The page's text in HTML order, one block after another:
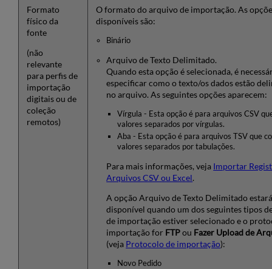
Formato
físico da
fonte
(não
relevante
para perfis de
importação
digitais ou de
coleção
remotos)
O formato do arquivo de importação. As
disponíveis são:
Binário
Arquivo de Texto Delimitado.
Quando esta opção é selecionada, é
especificar como o texto/os dados estão
no arquivo. As seguintes opções aparecem:
Vírgula - Esta opção é para arquivos CSV
valores separados por vírgulas.
Aba - Esta opção é para arquivos TSV que
valores separados por tabulações.
Para mais informações, veja Importar
Arquivos CSV ou Excel.
A opção Arquivo de Texto Delimitado
disponível quando um dos seguintes tipos
de importação estiver selecionado e o
importação for FTPou Fazer Upload de
(veja Protocolo de importação):
Novo Pedido